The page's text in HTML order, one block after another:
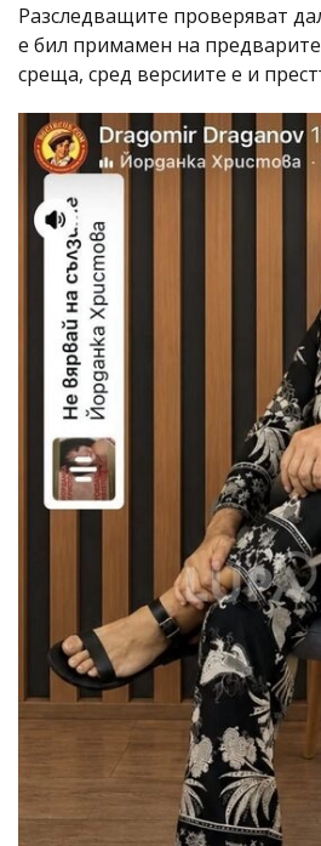
Разследващите проверяват
е бил примамен на
среща, сред версиите е и